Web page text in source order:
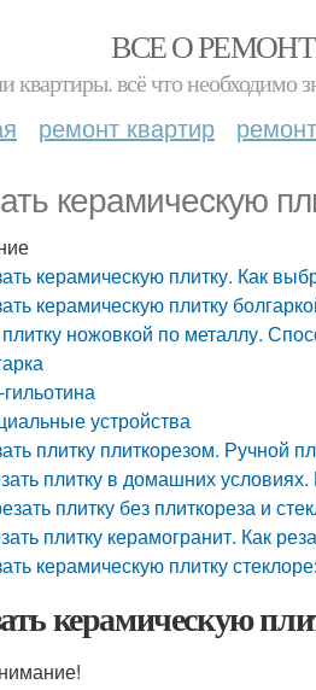
ВСЕ О
квартиры. всё что
ремонт квартир
керамическую
керамическую плитку. Как
керамическую плитку
плитку ножовкой по металлу.
устройства
плитку плиткорезом. Ручной
плитку в домашних
плитку без плиткореза и
плитку керамогранит. Как
керамическую плитку
керамическую